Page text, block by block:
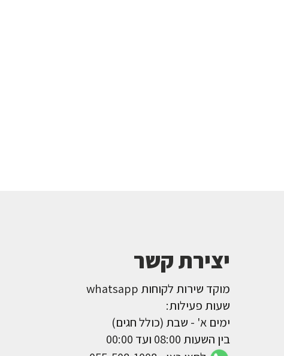
יצירת קשר
מוקד שירות לקוחות whatsapp
שעות פעילות:
ימים א' - שבת (כולל חגים)
בין השעות 08:00 ועד 00:00